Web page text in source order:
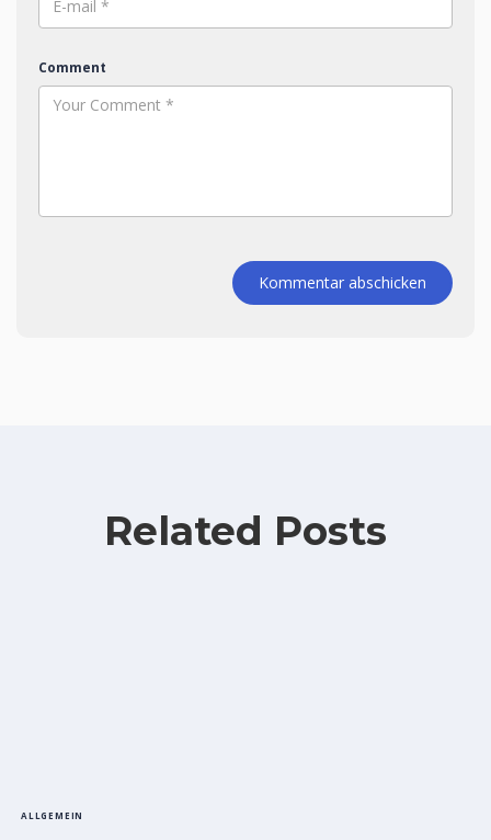
Comment
Kommentar abschicken
Related Posts
ALLGEMEIN